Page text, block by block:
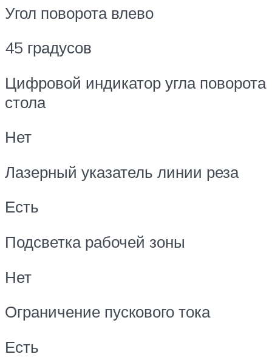
Угол поворота влево
45 градусов
Цифровой индикатор угла поворота
стола
Нет
Лазерный указатель линии реза
Есть
Подсветка рабочей зоны
Нет
Ограничение пускового тока
Есть